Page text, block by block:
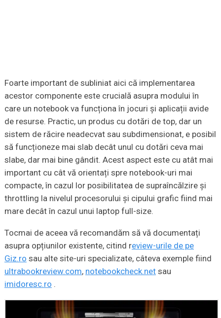
Foarte important de subliniat aici că implementarea
acestor componente este crucială asupra modului în
care un notebook va funcționa în jocuri și aplicații avide
de resurse. Practic, un produs cu dotări de top, dar un
sistem de răcire neadecvat sau subdimensionat, e posibil
să funcționeze mai slab decât unul cu dotări ceva mai
slabe, dar mai bine gândit. Acest aspect este cu atât mai
important cu cât vă orientați spre notebook-uri mai
compacte, în cazul lor posibilitatea de supraîncălzire și
throttling la nivelul procesorului și cipului grafic fiind mai
mare decât în cazul unui laptop full-size.
Tocmai de aceea vă recomandăm să vă documentați
asupra opțiunilor existente, citind review-urile de pe
Giz.ro sau alte site-uri specializate, câteva exemple fiind
ultrabookreview.com, notebookcheck.netsau
imidoresc.ro .